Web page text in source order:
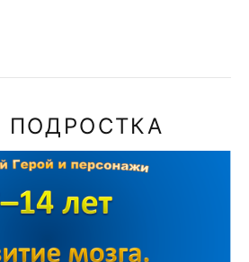
ПОДРОСТКА